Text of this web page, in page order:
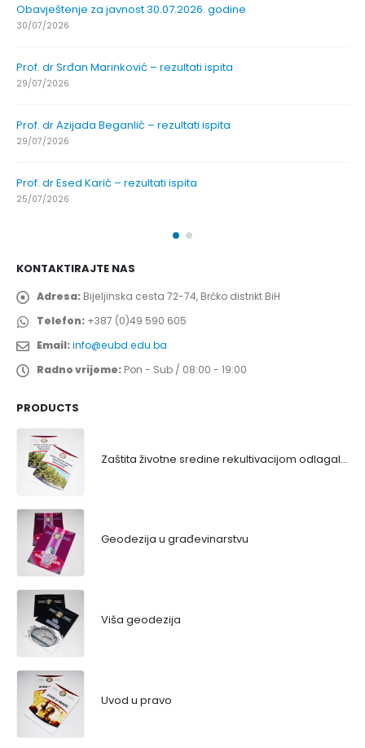
Obavještenje za javnost 30.07.2026. godine
30/07/2026
Prof. dr Srđan Marinković – rezultati ispita
29/07/2026
Prof. dr Azijada Beganlić – rezultati ispita
29/07/2026
Prof. dr Esed Karić – rezultati ispita
25/07/2026
KONTAKTIRAJTE NAS
Adresa: Bijeljinska cesta 72-74, Brčko distrikt BiH
Telefon: +387 (0)49 590 605
Email:info@eubd.edu.ba
Radno vrijeme: Pon - Sub / 08:00 - 19:00
PRODUCTS
Zaštita životne sredine rekultivacijom odlagališta
Geodezija u građevinarstvu
Viša geodezija
Uvod u pravo